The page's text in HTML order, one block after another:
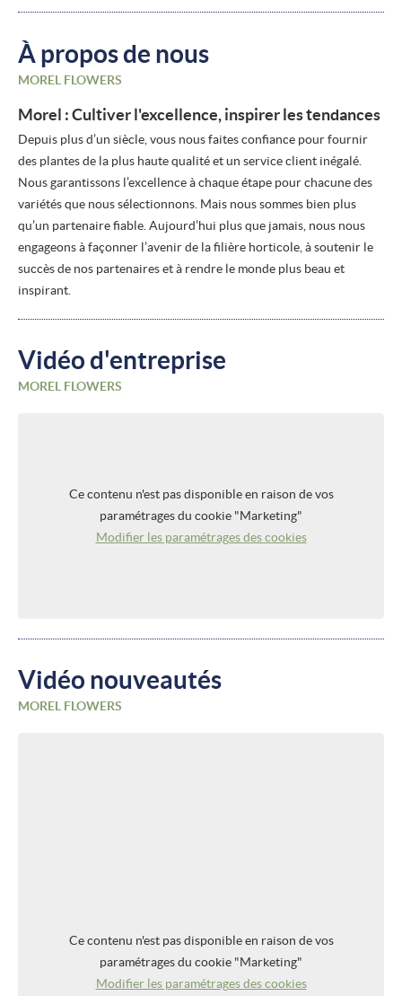
À propos de nous
MOREL FLOWERS
Morel : Cultiver l'excellence, inspirer les tendances
Depuis plus d’un siècle, vous nous faites confiance pour fournir
des plantes de la plus haute qualité et un service client inégalé.
Nous garantissons l’excellence à chaque étape pour chacune des
variétés que nous sélectionnons. Mais nous sommes bien plus
qu’un partenaire fiable. Aujourd’hui plus que jamais, nous nous
engageons à façonner l’avenir de la filière horticole, à soutenir le
succès de nos partenaires et à rendre le monde plus beau et
inspirant.
Vidéo d'entreprise
MOREL FLOWERS
Ce contenu n'est pas disponible en raison de vos
paramétrages du cookie "Marketing"
Modifier les paramétrages des cookies
Vidéo nouveautés
MOREL FLOWERS
Ce contenu n'est pas disponible en raison de vos
paramétrages du cookie "Marketing"
Modifier les paramétrages des cookies